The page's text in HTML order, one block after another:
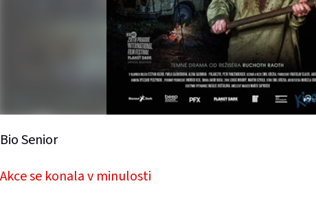
Bio Senior
Akce se konala v minulosti